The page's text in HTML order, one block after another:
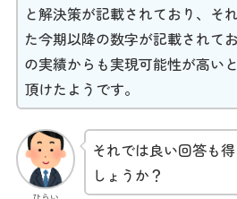
と解決策が記載されており、そ
た今期以降の数字が記載されて
の実績からも実現可能性が高い
頂けたようです。
それでは良い回答も
しょうか？